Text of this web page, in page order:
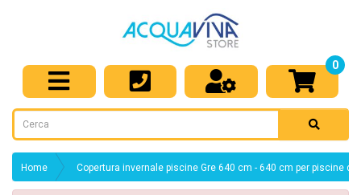
0
Home Copertura invernale piscine Gre 640 cm - 640 cm per piscine